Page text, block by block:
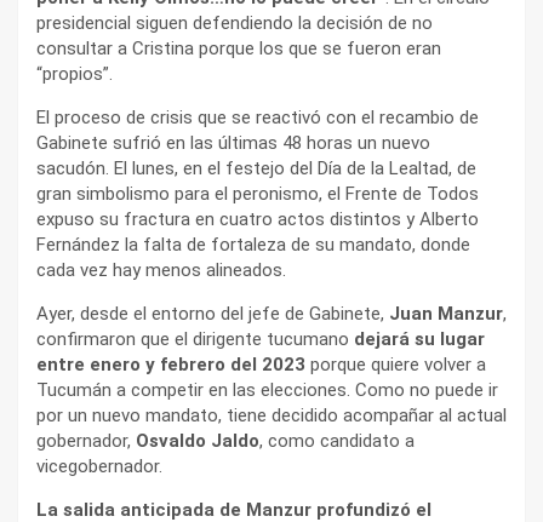
presidencial siguen defendiendo la decisión de no
consultar a Cristina porque los que se fueron eran
“propios”.
El proceso de crisis que se reactivó con el recambio de
Gabinete sufrió en las últimas 48 horas un nuevo
sacudón. El lunes, en el festejo del Día de la Lealtad, de
gran simbolismo para el peronismo, el Frente de Todos
expuso su fractura en cuatro actos distintos y Alberto
Fernández la falta de fortaleza de su mandato, donde
cada vez hay menos alineados.
Ayer, desde el entorno del jefe de Gabinete, Juan Manzur,
confirmaron que el dirigente tucumano dejará su lugar
entre enero y febrero del 2023 porque quiere volver a
Tucumán a competir en las elecciones. Como no puede ir
por un nuevo mandato, tiene decidido acompañar al actual
gobernador, Osvaldo Jaldo, como candidato a
vicegobernador.
La salida anticipada de Manzur profundizó el